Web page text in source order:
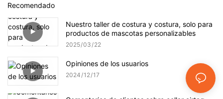
Recomendado
Nuestro taller de costura y costura, solo para
productos de mascotas personalizables
2025 03 22
Opiniones de los usuarios
2024 12 17